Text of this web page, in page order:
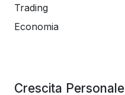
Trading
Economia
Crescita Personale